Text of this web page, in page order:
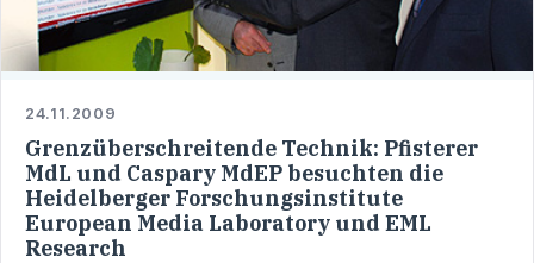
24.11.2009
Grenzüberschreitende Technik: Pfisterer
MdL und Caspary MdEP besuchten die
Heidelberger Forschungsinstitute
European Media Laboratory und EML
Research